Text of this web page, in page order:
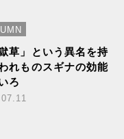
獄草」という異名を持
れものスギナの効能
ろ